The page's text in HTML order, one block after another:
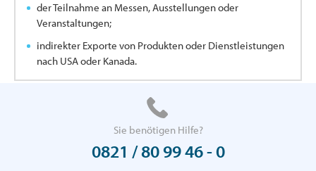
der Teilnahme an Messen, Ausstellungen oder
Veranstaltungen;
indirekter Exporte von Produkten oder Dienstleistungen
nach USA oder Kanada.
Sie benötigen Hilfe?
0821 / 80 99 46 - 0